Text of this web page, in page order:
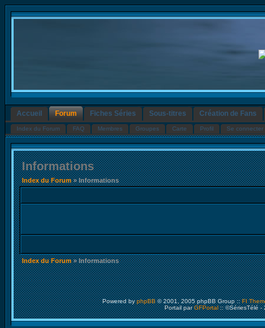
Accueil Forum Fiches Séries Sous-titres Création de Fans
Index du Forum FAQ Membres Groupes Carte Profil Se connecter
Informations
Index du Forum» Informations
Index du Forum» Informations
Powered byphpBB© 2001, 2005 phpBB Group ::FI
Portail parGFPortal:: ©SériesTélé -